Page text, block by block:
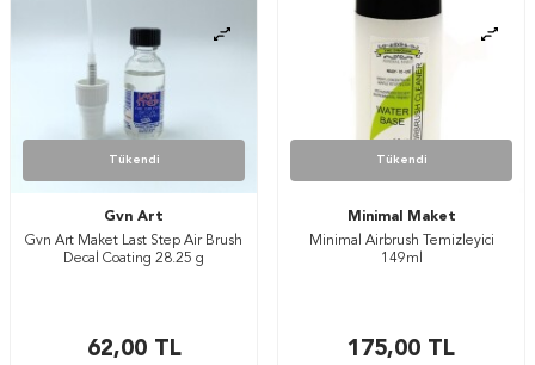
Tükendi
Gvn Art
Gvn Art Maket Last Step Air Brush
Decal Coating 28.25 g
62,00TL
Tükendi
Minimal Maket
Minimal Airbrush Temizleyici
149ml
175,00 TL